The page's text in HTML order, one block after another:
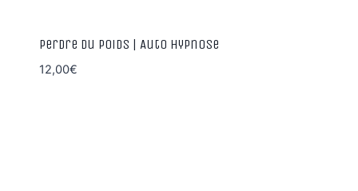
Perdre du poids | Auto hypnose
12,00€